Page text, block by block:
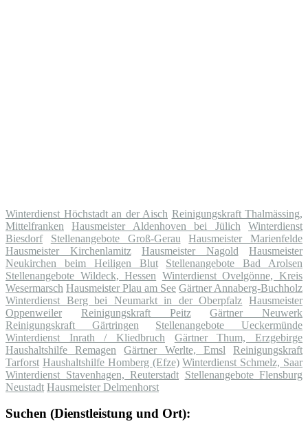
Winterdienst Höchstadt an der Aisch Reinigungskraft Thalmässing,
Mittelfranken
Hausmeister Aldenhoven bei Jülich
Winterdienst
Biesdorf
Stellenangebote Groß-Gerau
Hausmeister Marienfelde
Hausmeister Kirchenlamitz
Hausmeister Nagold
Hausmeister
Neukirchen beim Heiligen Blut
Stellenangebote Bad Arolsen
Stellenangebote Wildeck, Hessen Winterdienst Ovelgönne, Kreis
Wesermarsch Hausmeister Plau am See Gärtner Annaberg-Buchholz
Winterdienst Berg bei Neumarkt in der Oberpfalz Hausmeister
Oppenweiler
Reinigungskraft Peitz
Gärtner Neuwerk
Reinigungskraft Gärtringen
Stellenangebote Ueckermünde
Winterdienst Inrath / Kliedbruch
Gärtner Thum, Erzgebirge
Haushaltshilfe Remagen
Gärtner Werlte, Emsl
Reinigungskraft
Tarforst Haushaltshilfe Homberg (Efze) Winterdienst Schmelz, Saar
Winterdienst Stavenhagen, Reuterstadt Stellenangebote Flensburg
Neustadt Hausmeister Delmenhorst
Suchen (Dienstleistung und Ort):